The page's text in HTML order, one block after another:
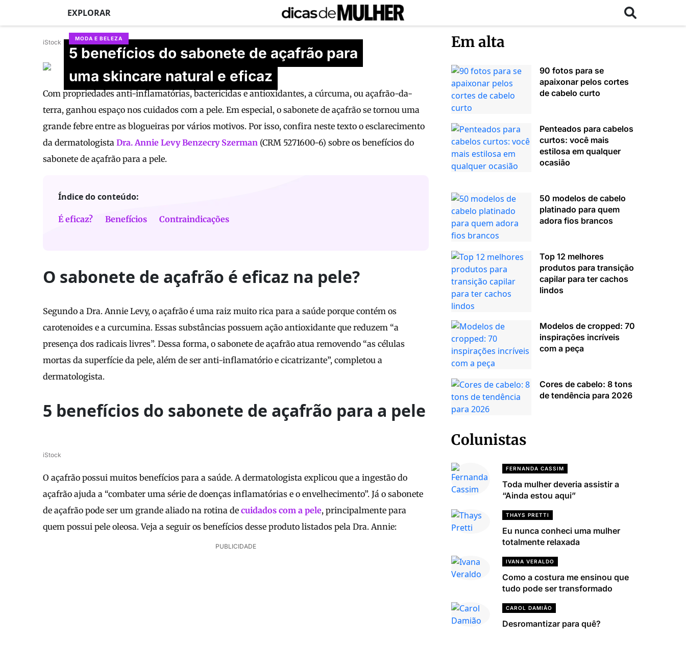
EXPLORAR
MODA E BELEZA
5 benefícios do sabonete de açafrão para
uma skincare natural e eficaz
iStock
Atualizado em 24/06/2026
Com propriedades anti-inflamatórias, bactericidas e antioxidantes, a cúrcuma, ou açafrão-da-
terra, ganhou espaço nos cuidados com a pele. Em especial, o sabonete de açafrão se tornou uma
grande febre entre as blogueiras por vários motivos. Por isso, confira neste texto o esclarecimento
da dermatologista Dra. Annie Levy Benzecry Szerman (CRM 5271600-6) sobre os benefícios do
sabonete de açafrão para a pele.
Índice do conteúdo:
É eficaz? Benefícios Contraindicações
O sabonete de açafrão é eficaz na pele?
Segundo a Dra. Annie Levy, o açafrão é uma raiz muito rica para a saúde porque contém os
carotenoides e a curcumina. Essas substâncias possuem ação antioxidante que reduzem “a
presença dos radicais livres”. Dessa forma, o sabonete de açafrão atua removendo “as células
mortas da superfície da pele, além de ser anti-inflamatório e cicatrizante”, completou a
dermatologista.
5 benefícios do sabonete de açafrão para a pele
iStock
O açafrão possui muitos benefícios para a saúde. A dermatologista explicou que a ingestão do
açafrão ajuda a “combater uma série de doenças inflamatórias e o envelhecimento”. Já o sabonete
de açafrão pode ser um grande aliado na rotina de cuidados com a pele, principalmente para
quem possui pele oleosa. Veja a seguir os benefícios desse produto listados pela Dra. Annie:
PUBLICIDADE
Em alta
90 fotos para se
apaixonar pelos cortes
de cabelo curto
Penteados para cabelos
curtos: você mais
estilosa em qualquer
ocasião
50 modelos de cabelo
platinado para quem
adora fios brancos
Top 12 melhores
produtos para transição
capilar para ter cachos
lindos
Modelos de cropped: 70
inspirações incríveis
com a peça
Cores de cabelo: 8 tons
de tendência para 2026
Colunistas
FERNANDA CASSIM
Toda mulher deveria assistir a
“Ainda estou aqui”
THAYS PRETTI
Eu nunca conheci uma mulher
totalmente relaxada
IVANA VERALDO
Como a costura me ensinou que
tudo pode ser transformado
CAROL DAMIÃO
Desromantizar para quê?